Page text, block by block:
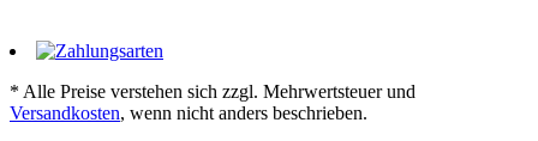
* Alle Preise verstehen sich zzgl. Mehrwertsteuer und
Versandkosten, wenn nicht anders beschrieben.